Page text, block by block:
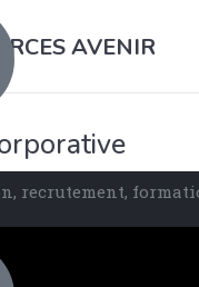
recrutement,
AVENIR